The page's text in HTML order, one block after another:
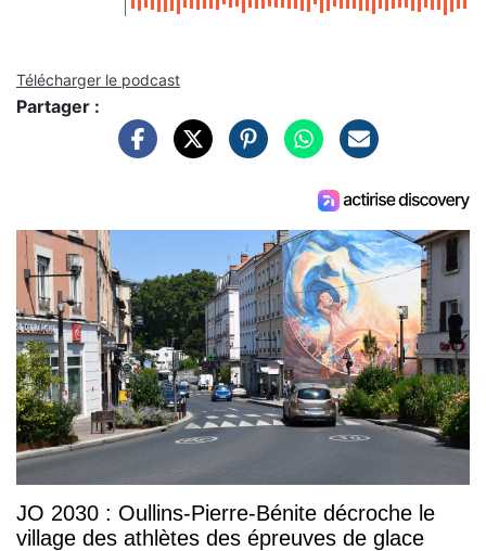
Télécharger le podcast
Partager :
JO 2030 : Oullins-Pierre-Bénite décroche le
village des athlètes des épreuves de glace